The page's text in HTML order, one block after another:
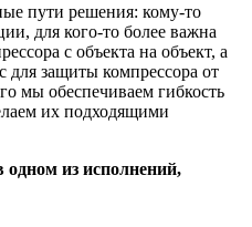
пути решения: кому-то
для кого-то более важна
с объекта на объект, а
защиты компрессора от
мы обеспечиваем гибкость
их подходящими
одном из исполнений,